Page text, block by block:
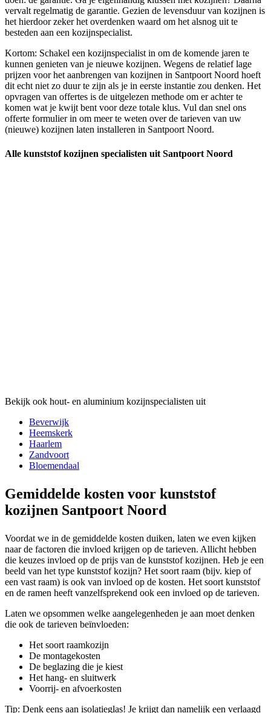
vervalt regelmatig de garantie. Gezien de levensduur van kozijnen is
het hierdoor zeker het overdenken waard om het alsnog uit te
besteden aan een kozijnspecialist.
Kortom: Schakel een kozijnspecialist in om de komende jaren te
kunnen genieten van je nieuwe kozijnen. Wegens de relatief lage
prijzen voor het aanbrengen van kozijnen in Santpoort Noord hoeft
dit echt niet zo duur te zijn als je in eerste instantie zou denken. Het
opvragen van offertes is de uitgelezen methode om er achter te
komen wat je kwijt bent voor deze totale klus. Vul dan snel ons
offerte formulier in om meer te weten over de tarieven van uw
(nieuwe) kozijnen laten installeren in Santpoort Noord.
Alle kunststof kozijnen specialisten uit Santpoort Noord
Bekijk ook hout- en aluminium kozijnspecialisten uit
Beverwijk
Heemskerk
Haarlem
Zandvoort
Bloemendaal
Gemiddelde kosten voor kunststof
kozijnen Santpoort Noord
Voordat we in de gemiddelde kosten duiken, laten we even kijken
naar de factoren die invloed krijgen op de tarieven. Allicht hebben
die keuzes invloed op de prijs van de kunststof kozijnen. Heb je een
beeld van het type kunststof kozijn? Het soort raam (bijv. kiep of
een vast raam) is ook van invloed op de kosten. Het soort kunststof
en de ramen heeft vanzelfsprekend ook een invloed op de tarieven.
Laten we opsommen welke aangelegenheden je aan moet denken
die ook de tarieven beïnvloeden:
Het soort raamkozijn
De montagekosten
De beglazing die je kiest
Het hang- en sluitwerk
Voorrij- en afvoerkosten
Tip: Denk eens aan isolatieglas! Je krijgt dan namelijk een verlaagd